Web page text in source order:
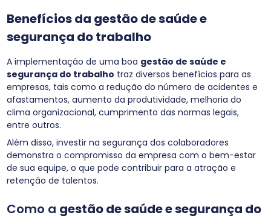
Benefícios da gestão de saúde e
segurança do trabalho
A implementação de uma boa gestão de saúde e
segurança do trabalho traz diversos benefícios para as
empresas, tais como a redução do número de acidentes e
afastamentos, aumento da produtividade, melhoria do
clima organizacional, cumprimento das normas legais,
entre outros.
Além disso, investir na segurança dos colaboradores
demonstra o compromisso da empresa com o bem-estar
de sua equipe, o que pode contribuir para a atração e
retenção de talentos.
Como a gestão de saúde e segurança do